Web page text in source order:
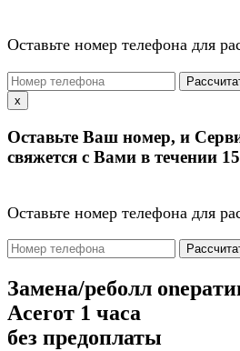
Оставьте номер телефона для
x
Оставьте Ваш номер, и
свяжется с Вами в течении
Оставьте номер телефона для
Замена/реболл
Acerот 1 часа
без предоплаты